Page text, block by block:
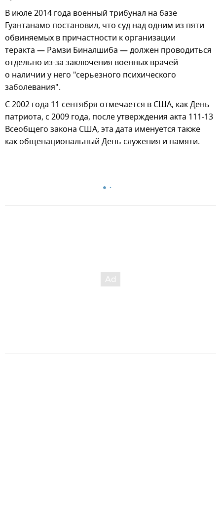
В июле 2014 года военный трибунал на базе
Гуантанамо постановил, что суд над одним из пяти
обвиняемых в причастности к организации
теракта — Рамзи Биналшиба — должен проводиться
отдельно из-за заключения военных врачей
о наличии у него "серьезного психического
заболевания".
С 2002 года 11 сентября отмечается в США, как День
патриота, с 2009 года, после утверждения акта 111-13
Всеобщего закона США, эта дата именуется также
как общенациональный День служения и памяти.